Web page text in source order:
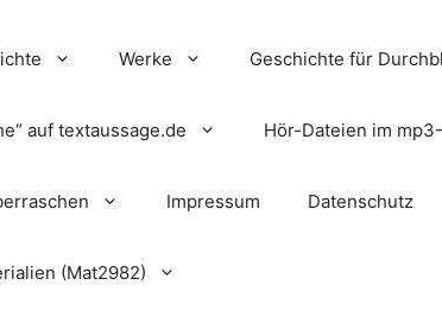
Werke Geschichte für
auf textaussage.de Hör-Dateien im
Impressum Datenschutz
(Mat2982)